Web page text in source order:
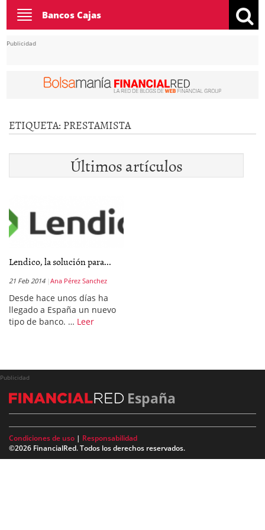
Toggle
navigation
Bancos Cajas
Publicidad
ETIQUETA: PRESTAMISTA
Últimos artículos
Lendico, la solución para...
21 Feb 2014 Ana Pérez Sanchez
Desde hace unos días ha
llegado a España un nuevo
tipo de banco. … Leer
Publicidad
España
Condiciones de uso | Responsabilidad
©2026 FinancialRed. Todos los derechos reservados.